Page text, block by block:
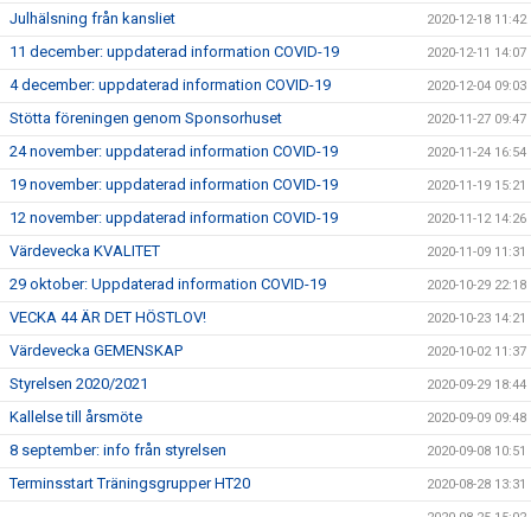
Julhälsning från kansliet 2020-12-18 11:42
11 december: uppdaterad information COVID-19 2020-12-11 14:07
4 december: uppdaterad information COVID-19 2020-12-04 09:03
Stötta föreningen genom Sponsorhuset 2020-11-27 09:47
24 november: uppdaterad information COVID-19 2020-11-24 16:54
19 november: uppdaterad information COVID-19 2020-11-19 15:21
12 november: uppdaterad information COVID-19 2020-11-12 14:26
Värdevecka KVALITET 2020-11-09 11:31
29 oktober: Uppdaterad information COVID-19 2020-10-29 22:18
VECKA 44 ÄR DET HÖSTLOV! 2020-10-23 14:21
Värdevecka GEMENSKAP 2020-10-02 11:37
Styrelsen 2020/2021 2020-09-29 18:44
Kallelse till årsmöte 2020-09-09 09:48
8 september: info från styrelsen 2020-09-08 10:51
Terminsstart Träningsgrupper HT20 2020-08-28 13:31